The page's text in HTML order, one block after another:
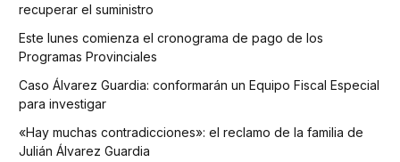
recuperar el suministro
Este lunes comienza el cronograma de pago de los
Programas Provinciales
Caso Álvarez Guardia: conformarán un Equipo Fiscal Especial
para investigar
«Hay muchas contradicciones»: el reclamo de la familia de
Julián Álvarez Guardia